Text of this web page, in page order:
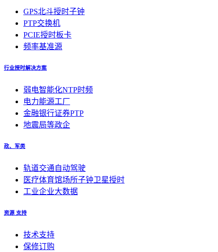
GPS北斗授时子钟
PTP交换机
PCIE授时板卡
频率基准源
行业授时解决方案
弱电智能化NTP时频
电力能源工厂
金融银行证券PTP
地震局等政企
政、军类
轨道交通自动驾驶
医疗体育馆场所子钟卫星授时
工业企业大数据
资源 支持
技术支持
保修订购